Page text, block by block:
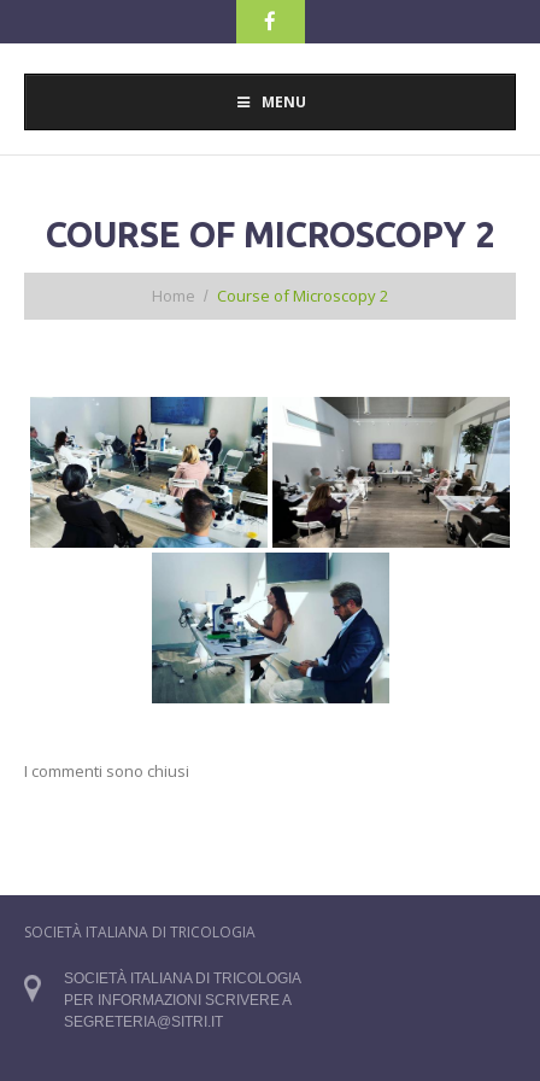
MENU
COURSE OF MICROSCOPY 2
Home Course of Microscopy 2
I commenti sono chiusi
SOCIETÀ ITALIANA DI TRICOLOGIA
SOCIETÀ ITALIANA DI TRICOLOGIA
PER INFORMAZIONI SCRIVERE A
SEGRETERIA@SITRI.IT